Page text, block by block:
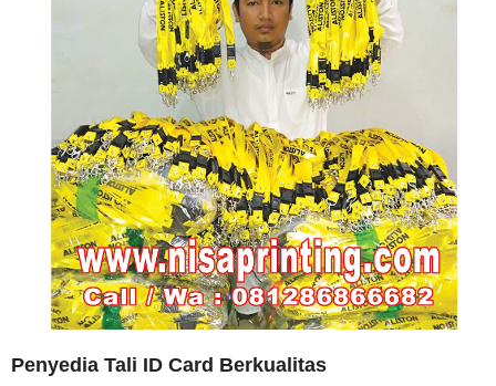
Penyedia Tali ID Card Berkualitas